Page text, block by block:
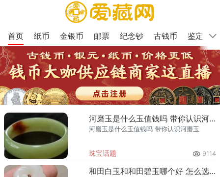
首页 纸币 金银币 邮票 纪念钞 古钱币 鉴定
河磨玉是什么玉值钱吗 带你认识河磨玉
河磨玉是什么玉值钱吗 带你认识河磨玉
珠宝话题 9114
和田白玉和和田碧玉哪个好 怎么选择